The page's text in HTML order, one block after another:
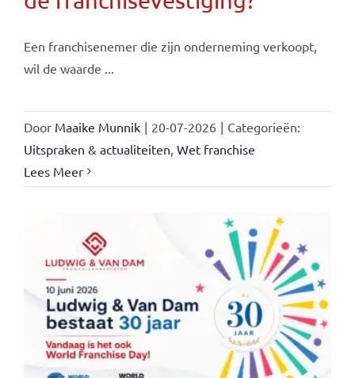
Een franchisenemer die zijn onderneming verkoopt,
wil de waarde ...
Door Maaike Munnik | 20-07-2026 | Categorieën:
Uitspraken & actualiteiten Wet franchise
Lees Meer